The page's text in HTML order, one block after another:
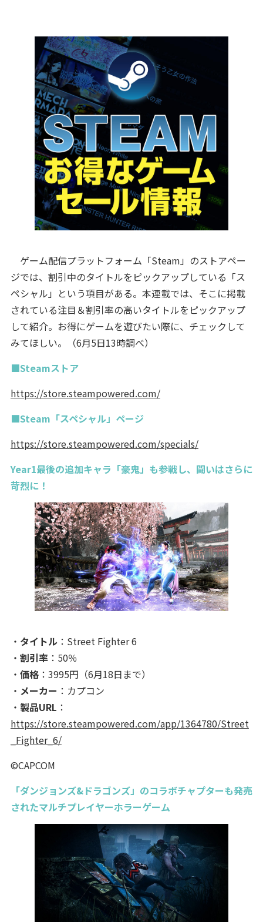
ゲーム配信プラットフォーム「Steam」のストアペー
ジでは、割引中のタイトルをピックアップしている「ス
ペシャル」という項目がある。本連載では、そこに掲載
されている注目＆割引率の高いタイトルをピックアップ
して紹介。お得にゲームを遊びたい際に、チェックして
みてほしい。（6月5日13時調べ）
■Steamストア
https://store.steampowered.com/
■Steam「スペシャル」ページ
https://store.steampowered.com/specials/
Year1最後の追加キャラ「豪鬼」も参戦し、闘いはさらに
苛烈に！
・ タイトル ：Street Fighter 6
・ 割引率：50％
・ 価格：3995円（6月18日まで）
・ メーカー ：カプコン
・ 製品URL ：
https://store.steampowered.com/app/1364780/Street
_Fighter_6/
©CAPCOM
「ダンジョンズ&ドラゴンズ」のコラボチャプターも発売
されたマルチプレイヤーホラーゲーム